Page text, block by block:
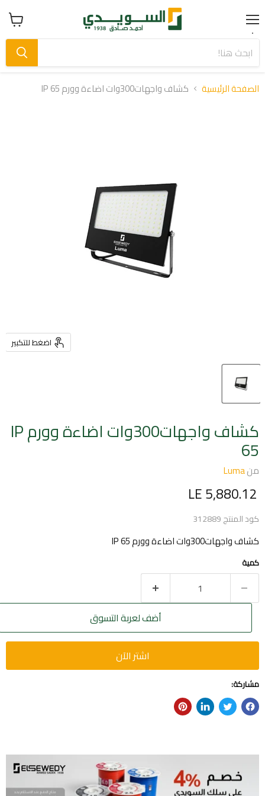
Menu عرض
سلة
الصفحة الرئيسية كشاف واجهات300وات اضاءة وورم IP 65
اضغط للتكبير
كشاف واجهات300وات اضاءة وورم IP
65
منLuma
السعر الحالي
LE 5,880.12
كود المنتج312889
كشاف واجهات300وات اضاءة وورم IP 65
كمية
أضف لعربة التسوق
اشتر الآن
مشاركة: